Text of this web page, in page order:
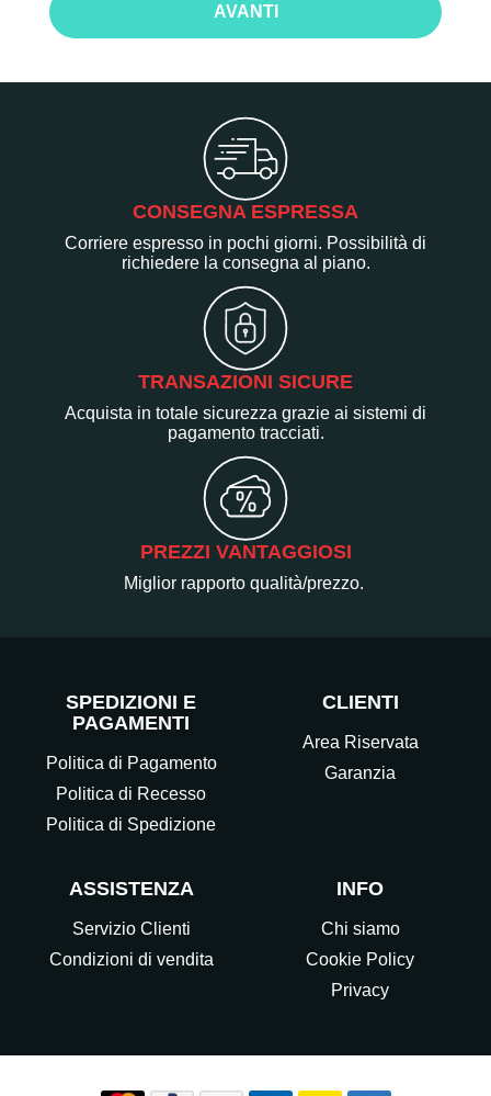
AVANTI
CONSEGNA ESPRESSA
Corriere espresso in pochi giorni. Possibilità di
richiedere la consegna al piano.
TRANSAZIONI SICURE
Acquista in totale sicurezza grazie ai sistemi di
pagamento tracciati.
PREZZI VANTAGGIOSI
Miglior rapporto qualità/prezzo.
SPEDIZIONI E
PAGAMENTI
Politica di Pagamento
Politica di Recesso
Politica di Spedizione
CLIENTI
Area Riservata
Garanzia
ASSISTENZA
Servizio Clienti
Condizioni di vendita
INFO
Chi siamo
Cookie Policy
Privacy